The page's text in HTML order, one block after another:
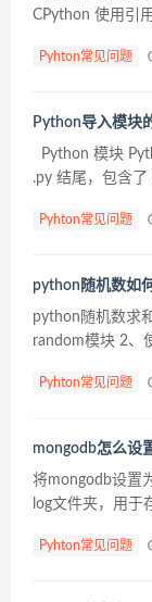
CPython 使用引
的循环并删除所
Pyhton常见问题
Python导入模块
Python 模块
.py 结尾，包含
Pyhton常见问题
python随机数如
python随机数求
random模块 2、
P...
Pyhton常见问题
mongodb怎么设
将mongodb设置
log文件夹，用于
mongo.config，
Pyhton常见问题